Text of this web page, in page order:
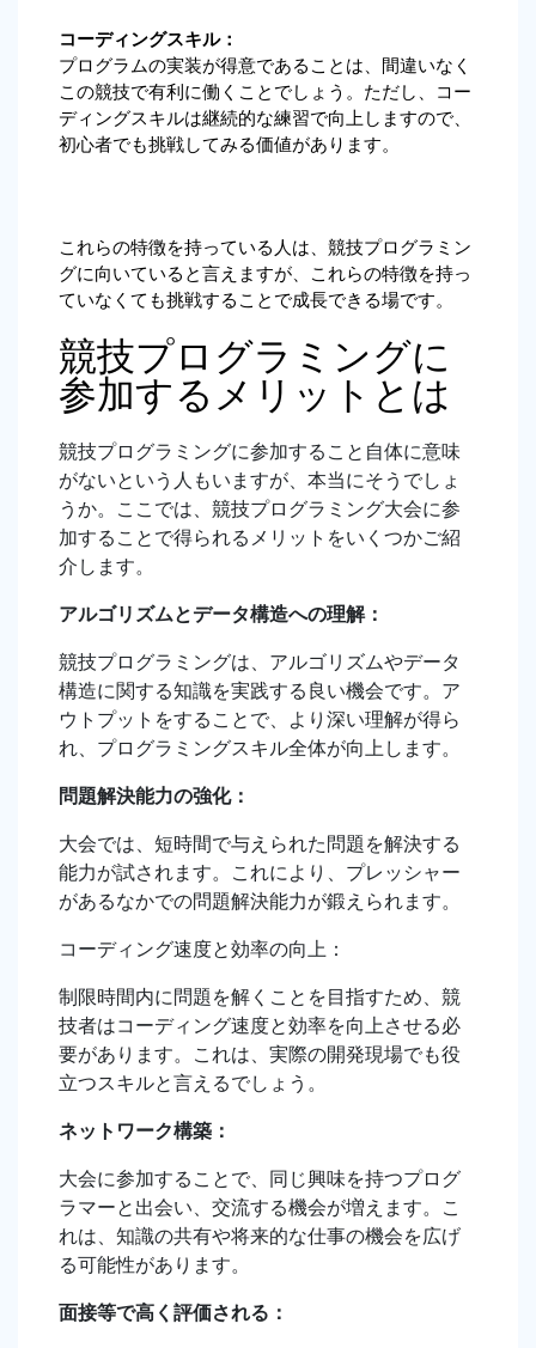
コーディングスキル：
プログラムの実装が得意であることは、間違いなく
この競技で有利に働くことでしょう。ただし、コー
ディングスキルは継続的な練習で向上しますので、
初心者でも挑戦してみる価値があります。
これらの特徴を持っている人は、競技プログラミン
グに向いていると言えますが、これらの特徴を持っ
ていなくても挑戦することで成長できる場です。
競技プログラミングに
参加するメリットとは
競技プログラミングに参加すること自体に意味
がないという人もいますが、本当にそうでしょ
うか。ここでは、競技プログラミング大会に参
加することで得られるメリットをいくつかご紹
介します。
アルゴリズムとデータ構造への理解：
競技プログラミングは、アルゴリズムやデータ
構造に関する知識を実践する良い機会です。ア
ウトプットをすることで、より深い理解が得ら
れ、プログラミングスキル全体が向上します。
問題解決能力の強化：
大会では、短時間で与えられた問題を解決する
能力が試されます。これにより、プレッシャー
があるなかでの問題解決能力が鍛えられます。
コーディング速度と効率の向上：
制限時間内に問題を解くことを目指すため、競
技者はコーディング速度と効率を向上させる必
要があります。これは、実際の開発現場でも役
立つスキルと言えるでしょう。
ネットワーク構築：
大会に参加することで、同じ興味を持つプログ
ラマーと出会い、交流する機会が増えます。こ
れは、知識の共有や将来的な仕事の機会を広げ
る可能性があります。
面接等で高く評価される：